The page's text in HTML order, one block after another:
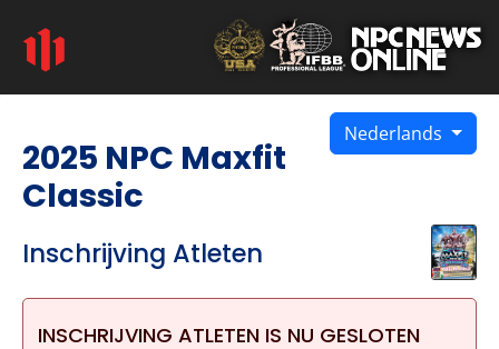
Nederlands
2025 NPC Maxfit
Classic
Inschrijving Atleten
INSCHRIJVING ATLETEN IS NU GESLOTEN